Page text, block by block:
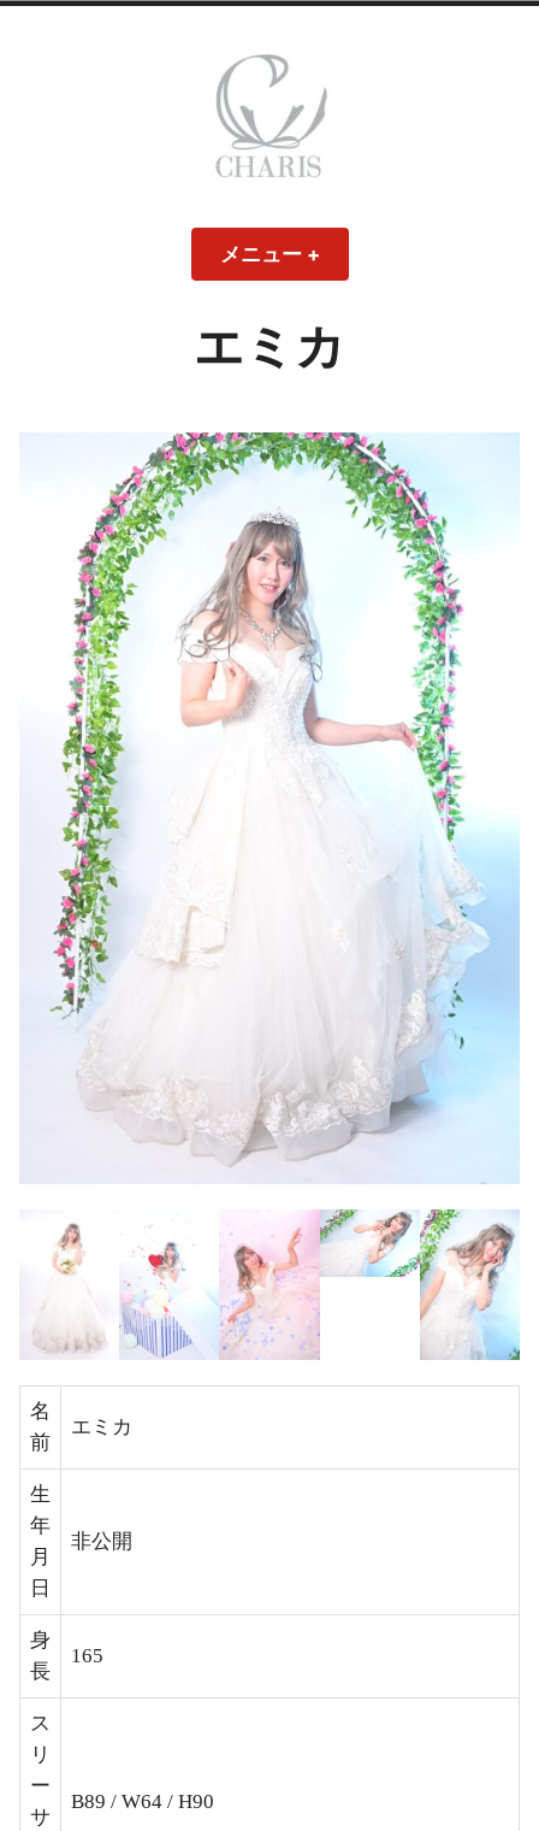
CHARIS – カリス
– ウェディングド
レス・ブライダル
モデル
メニュー +
態
態
エミカ
名
前
エミカ
生
年
月
日
非公開
身
長
165
ス
リ
ー
サ
B89 / W64 / H90